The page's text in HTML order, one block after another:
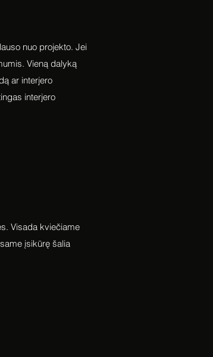
nuo projekto. Jei
Vieną dalyką
ar interjero
interjero
Visada kviečiame
įsikūrę šalia